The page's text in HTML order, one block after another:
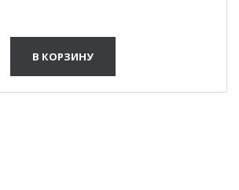
В КОРЗИНУ